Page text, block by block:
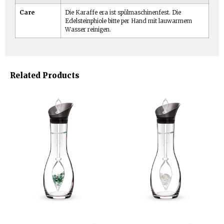
Care
Die Karaffe era ist spülmaschinenfest. Die
Edelsteinphiole bitte per Hand mit lauwarmem
Wasser reinigen.
Related Products